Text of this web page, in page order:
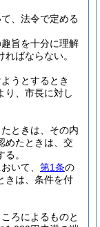
、法令で定める
旨を十分に理解
ばならない。
うとするとき
り、市長に対し
ときは、その内
めたときは、交
。
いて、 第1条の
きは、条件を付
ろによるものと